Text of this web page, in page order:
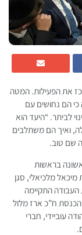
את הפעילות. המטה
הם נחושים עם
לביתר. “היעד הוא
ואיך הם משתלבים
שם טוב.
בראשות
מלכיאלי, סגן
התקיימה
הכנסת ח”כ ארז מלול
עוביידי, חברי